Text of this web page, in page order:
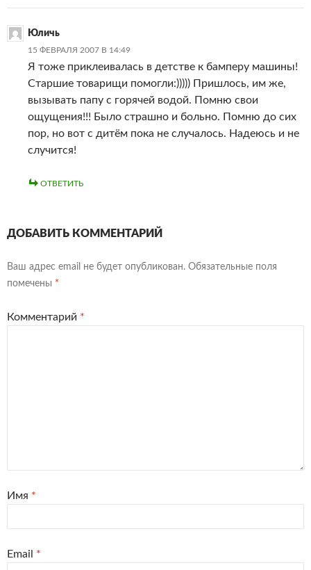
Юличь
15 ФЕВРАЛЯ 2007 В 14:49
Я тоже приклеивалась в детстве к бамперу машины!
Старшие товарищи помогли:))))) Пришлось, им же,
вызывать папу с горячей водой. Помню свои
ощущения!!! Было страшно и больно. Помню до сих
пор, но вот с дитём пока не случалось. Надеюсь и не
случится!
ОТВЕТИТЬ
ДОБАВИТЬ КОММЕНТАРИЙ
Ваш адрес email не будет опубликован. Обязательные поля
помечены *
Комментарий *
Имя *
Email *